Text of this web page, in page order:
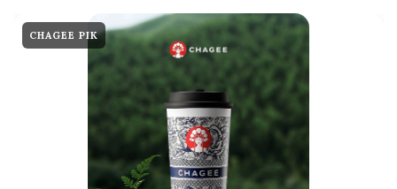
CHAGEE PIK